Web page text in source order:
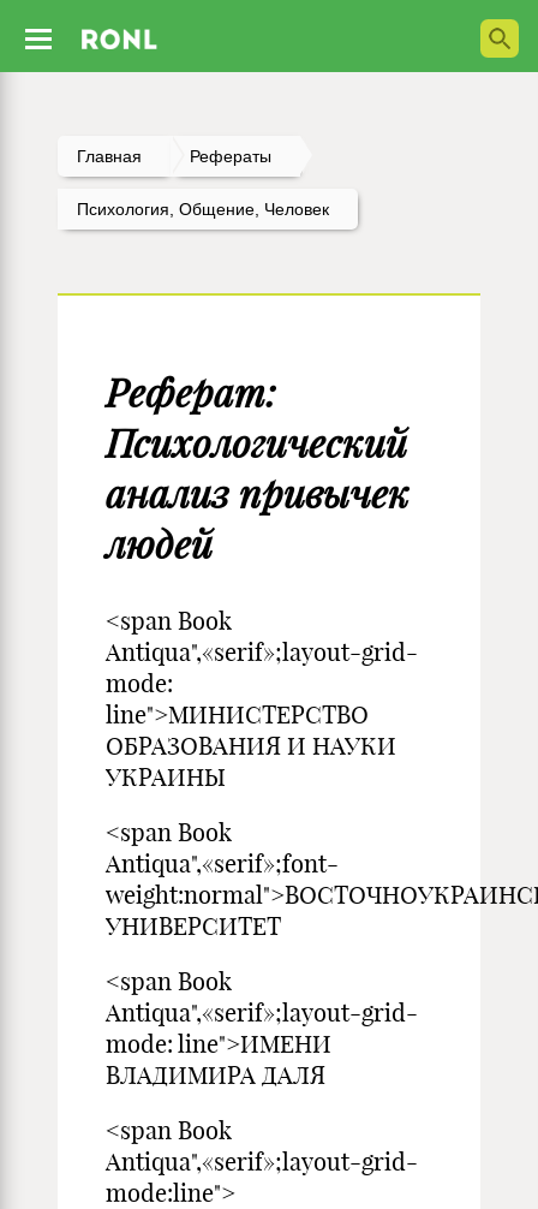
Главная Рефераты
Психология, Общение, Человек
Реферат:
Психологический
анализ привычек
людей
<span Book
Antiqua",«serif»;layout-grid-
mode:
line">МИНИСТЕРСТВО
ОБРАЗОВАНИЯ И НАУКИ
УКРАИНЫ
<span Book
Antiqua",«serif»;font-
УНИВЕРСИТЕТ
<span Book
Antiqua",«serif»;layout-grid-
mode: line">ИМЕНИ
ВЛАДИМИРА ДАЛЯ
<span Book
Antiqua",«serif»;layout-grid-
mode:line">